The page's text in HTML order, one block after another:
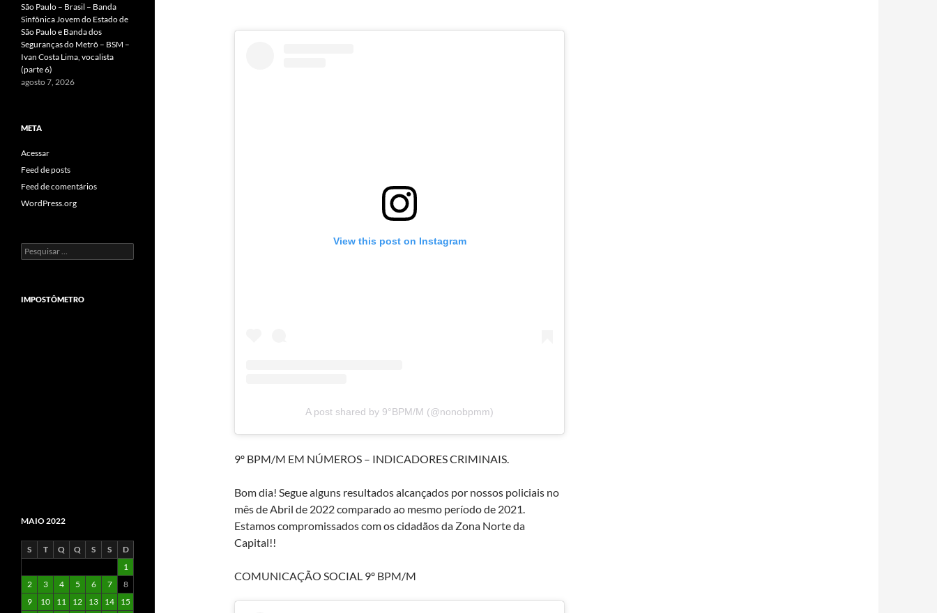
View this post on Instagram
A post shared by 9°BPM/M (@nonobpmm)
9º BPM/M EM NÚMEROS – INDICADORES CRIMINAIS.
Bom dia! Segue alguns resultados alcançados por nossos policiais no
mês de Abril de 2022 comparado ao mesmo período de 2021.
Estamos compromissados com os cidadãos da Zona Norte da
Capital!!
COMUNICAÇÃO SOCIAL 9º BPM/M
São Paulo – Brasil – Banda
Sinfônica Jovem do Estado de
São Paulo e Banda dos
Seguranças do Metrô – BSM –
Ivan Costa Lima, vocalista
(parte 6)
agosto 7, 2026
META
Acessar
Feed de posts
Feed de comentários
WordPress.org
Pesquisar
por:
IMPOSTÔMETRO
MAIO 2022
S T Q Q S S
D
1
2
3 4 5 6 7
8
9
10 11 12 13 14
15